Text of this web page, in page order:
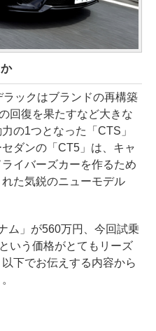
ックはブランドの再構築
回復を果たすなど大きな
の1つとなった「CTS」
ダンの「CT5」は、キャ
イバーズカーを作るため
た気鋭のニューモデル
ム」が560万円、今回試乗
いう価格がとてもリーズ
下でお伝えする内容から